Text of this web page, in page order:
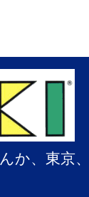
か、東京